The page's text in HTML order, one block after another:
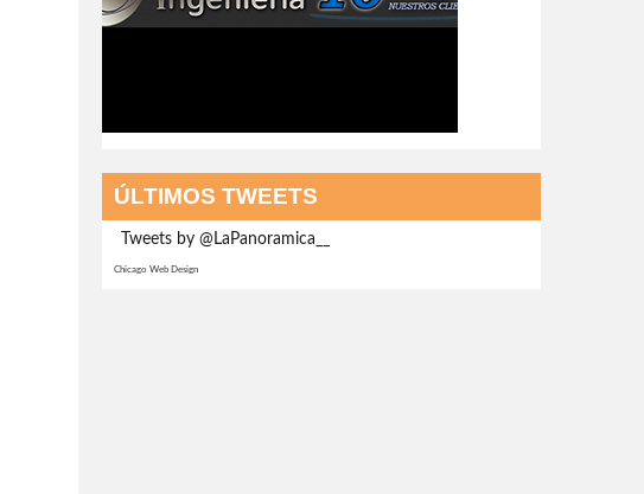
ÚLTIMOS TWEETS
Tweets by @LaPanoramica__
Chicago Web Design